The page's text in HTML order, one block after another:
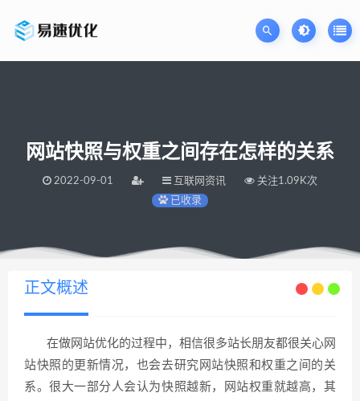
网站快照与权重之间存在怎样的关系
2022-09-01 互联网资讯
关注1.09K次
已收录
当前位置：易速网站优化公司 >网站快照与权重之间存在怎样的关系
正文概述
在做网站优化的过程中，相信很多站长朋友都很关心网
站快照的更新情况，也会去研究网站快照和权重之间的关
系。很大一部分人会认为快照越新，网站权重就越高，其